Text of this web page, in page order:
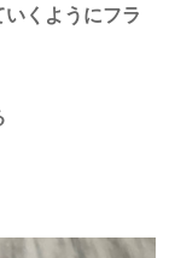
くようにフラ